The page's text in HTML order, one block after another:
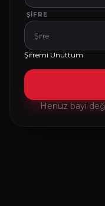
ŞIFRE
Şifremi Unuttum
Henüz bayi